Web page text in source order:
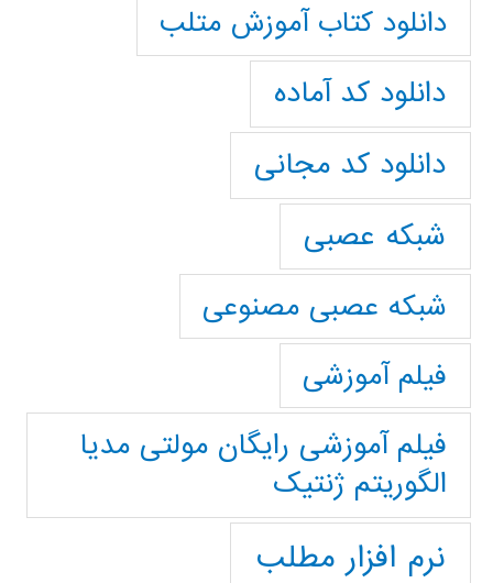
دانلود کتاب آموزش متلب
دانلود کد آماده
دانلود کد مجانی
شبکه عصبی
شبکه عصبی مصنوعی
فیلم آموزشی
فیلم آموزشی رایگان مولتی مدیا
الگوریتم ژنتیک
نرم افزار مطلب